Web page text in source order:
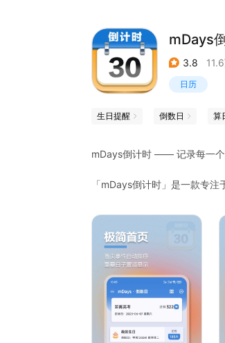
探索更多惊喜功能，与TA一起
mDays
3.8
日历
生日提醒 倒数日 算
mDays倒计时 —— 记录每一个
「mDays倒计时」是一款专
值得期待的日子不再错过。
【核心功能】
全能倒数与纪念日管理：支
智能提醒设置：提供多种提醒
个性化分类与主题：按生活
多端同步与数据备份：无缝同
桌面小组件：实时查看倒数日